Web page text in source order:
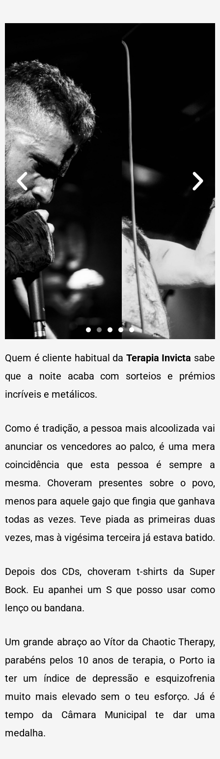
Quem é cliente habitual da Terapia Invicta sabe
que a noite acaba com sorteios e prémios
incríveis e metálicos.
Como é tradição, a pessoa mais alcoolizada vai
anunciar os vencedores ao palco, é uma mera
coincidência que esta pessoa é sempre a
mesma. Choveram presentes sobre o povo,
menos para aquele gajo que fingia que ganhava
todas as vezes. Teve piada as primeiras duas
vezes, mas à vigésima terceira já estava batido.
Depois dos CDs, choveram t-shirts da Super
Bock. Eu apanhei um S que posso usar como
lenço ou bandana.
Um grande abraço ao Vítor da Chaotic Therapy,
parabéns pelos 10 anos de terapia, o Porto ia
ter um índice de depressão e esquizofrenia
muito mais elevado sem o teu esforço. Já é
tempo da Câmara Municipal te dar uma
medalha.